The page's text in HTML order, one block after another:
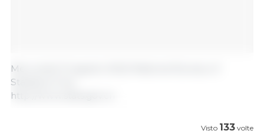
Mercoledì 10 agosto 2022/ National Bureau of
Statistics/ Cina.
http://www.stats.gov.cn
Visto 133 volte